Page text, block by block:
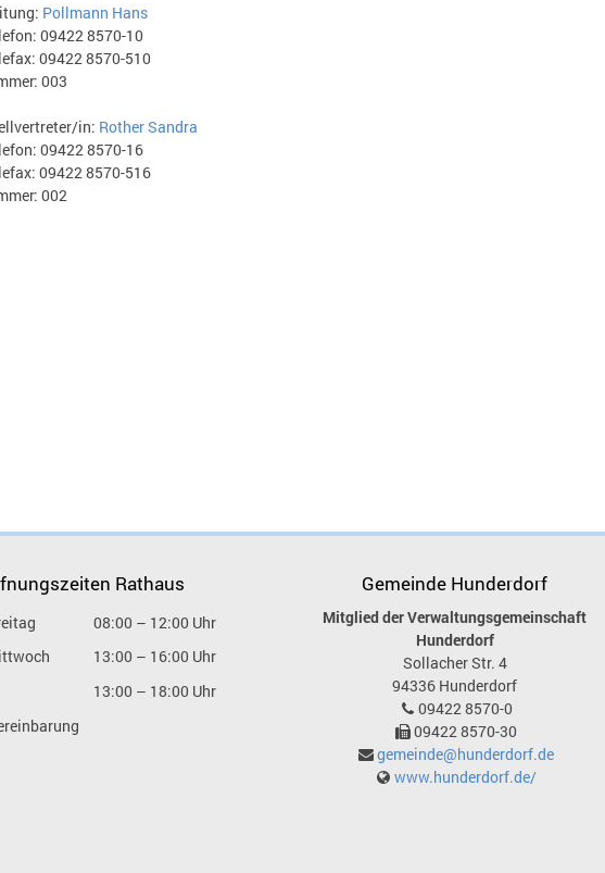
Pollmann Hans
09422 8570-10
09422 8570-510
003
in: Rother Sandra
09422 8570-16
09422 8570-516
002
Rathaus
08:00 – 12:00 Uhr
13:00 – 16:00 Uhr
13:00 – 18:00 Uhr
Gemeinde Hunderdorf
Mitglied der Verwaltungsgemeinschaft
Hunderdorf
Sollacher Str. 4
94336 Hunderdorf
09422 8570-0
09422 8570-30
gemeinde@hunderdorf.de
www.hunderdorf.de/